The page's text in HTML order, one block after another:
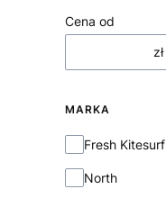
Cena od
zł
MARKA
Marka
Fresh
North